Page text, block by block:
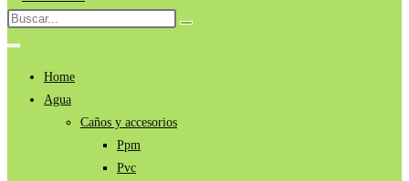
al
contenido
Buscar
en
Enviar
Home
Agua
Caños y accesorios
Ppm
Pvc